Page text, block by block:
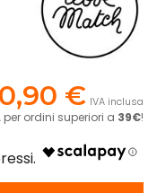
€ IVA inclusa
per ordini superiori a 39€!